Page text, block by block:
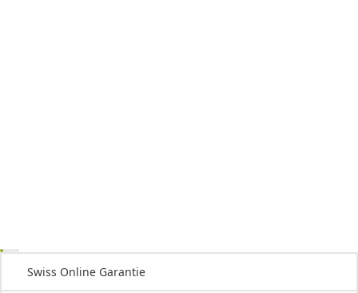
Swiss Online Garantie